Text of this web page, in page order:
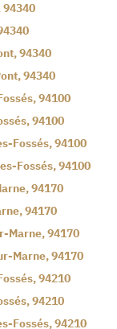
94340
,94340
,94340
,94100
,94100
Fossés,94100
Fossés,94100
,94170
,94170
Marne,94170
Marne,94170
,94210
,94210
Fossés,94210